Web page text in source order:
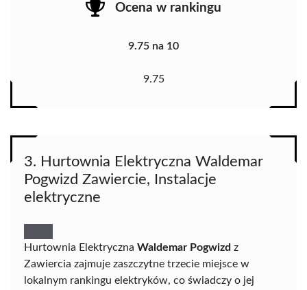
Ocena w rankingu
9.75 na 10
9.75
3. Hurtownia Elektryczna Waldemar
Pogwizd Zawiercie, Instalacje
elektryczne
Hurtownia Elektryczna Waldemar Pogwizd z
Zawiercia zajmuje zaszczytne trzecie miejsce w
lokalnym rankingu elektryków, co świadczy o jej